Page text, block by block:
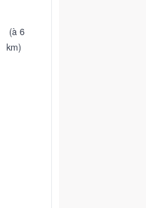
(à 6
km)